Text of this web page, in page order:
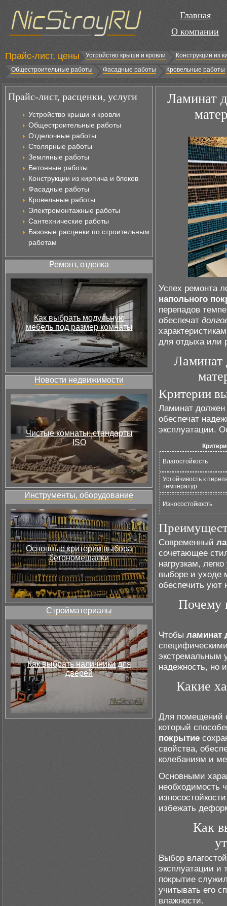
Главная
О компании
Прайс-лист, цены Устройство крыши и кровли
Конструкции из
Общестроительные работы
Фасадные работы Кровельные работы
Прайс-лист, расценки, услуги
Устройство крыши и кровли
Общестроительные работы
Отделочные работы
Столярные работы
Земляные работы
Бетонные работы
Конструкции из кирпича и блоков
Фасадные работы
Кровельные работы
Электромонтажные работы
Сантехнические работы
Базовые расценки по строительным
работам
Ремонт, отделка
Как выбрать модульную
мебель под размер комнаты
Новости недвижимости
Чистые комнаты: стандарты
ISO
Инструменты, оборудование
Основные критерии выбора
бетономешалки
Стройматериалы
Как выбрать наличники для
дверей
Ламинат
Успех ремонта
напольного
перепадов
обеспечат
для отдыха или
Ламинат
Критерии
Ламинат должен
обеспечат
эксплуатации.
Влагостойкость
Устойчивость к
температур
Износостойкость
Современный
сочетающее
нагрузкам,
выборе и уходе
обеспечить уют
Почему
Чтобы ламинат
экстремальным
надежность, но
Какие
Для помещений
который
покрытие
свойства,
колебаниям и
Основными
необходимость
избежать
Как
Выбор
эксплуатации и
покрытие
учитывать его
влажности.